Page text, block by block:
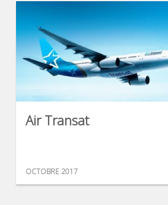
Air Transat
OCTOBRE 2017